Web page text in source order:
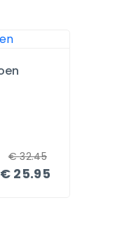
€ 25.95
€32.45